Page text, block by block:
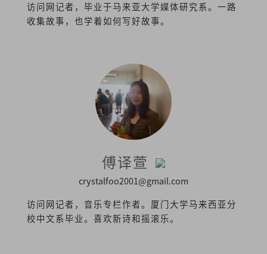
访问网记者，毕业于马来亚大学媒体研究系。一路
收集故事，也学着如何写好故事。
傅译萱
crystalfoo2001@gmail.com
访问网记者，音乐专栏作者。厦门大学马来西亚分
校中文系毕业。喜欢新诗和摇滚乐。